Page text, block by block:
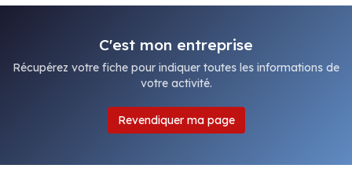
C'est mon entreprise
Récupérez votre fiche pour indiquer toutes les informations de
votre activité.
Revendiquer ma page